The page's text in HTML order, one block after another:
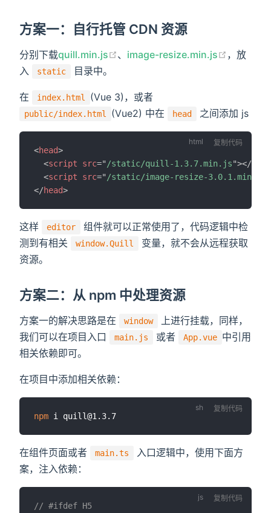
方案一：自行托管 CDN 资源
分别下载quill.min.js 、 image-resize.min.js
，放
入
static 目录中。
在 index.html (Vue 3)，或者
public/index.html (Vue2) 中在 head 之间添加 js
<head>
<script src=" /static/quill-1.3.7.min.js"></
<script src=" /static/image-resize-3.0.1.min.js
</head>
复制代码
这样 editor
组件就可以正常使用了，代码逻辑中检
测到有相关
window.Quill
变量，就不会从远程获取
资源。
方案二：从 npm 中处理资源
方案一的解决思路是在 window
上进行挂载，同样，
我们可以在项目入口
main.js 或者 App.vue 中引用
相关依赖即可。
在项目中添加相关依赖：
npm
复制代码
在组件页面或者 main.ts
入口逻辑中，使用下面方
案，注入依赖：
// #ifdef H5
复制代码